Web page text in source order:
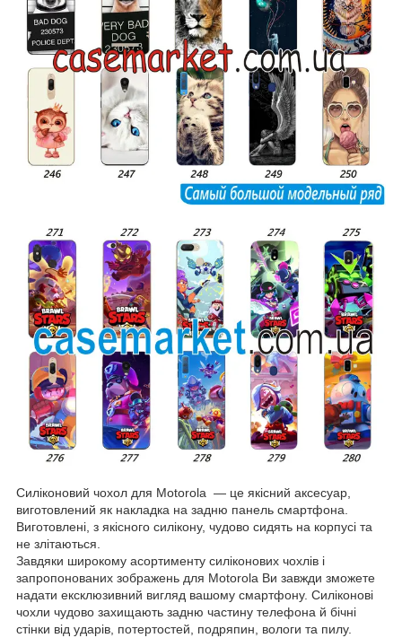
Силіконовий чохол для Motorola — це якісний аксесуар,
виготовлений як накладка на задню панель смартфона.
Виготовлені, з якісного силікону, чудово сидять на корпусі та
не злітаються.
Завдяки широкому асортименту силіконових чохлів і
запропонованих зображень для Motorola Ви завжди зможете
надати ексклюзивний вигляд вашому смартфону. Силіконові
чохли чудово захищають задню частину телефона й бічні
стінки від ударів, потертостей, подряпин, вологи та пилу.